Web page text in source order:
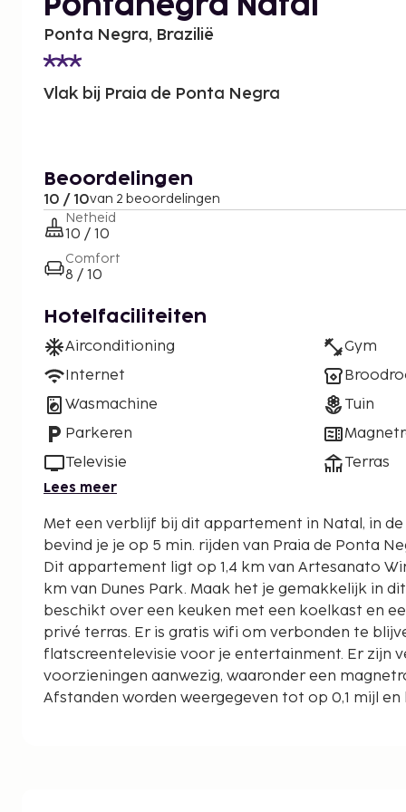
Pontanegra Natal
Ponta Negra, Brazilië
Vlak bij Praia de Ponta Negra
Beoordelingen
10 / 10van 2 beoordelingen
Netheid
10 / 10
Comfort
8 / 10
Hotelfaciliteiten
Airconditioning
Internet
Wasmachine
Parkeren
Televisie
Gym
Tuin
Terras
Lees meer
Met een verblijf bij dit appartement in Natal, in
bevind je je op 5 min. rijden van Praia de Ponta
Dit appartement ligt op 1,4 km van Artesanato
km van Dunes Park. Maak het je gemakkelijk in
beschikt over een keuken met een koelkast en
privé terras. Er is gratis wifi om verbonden te
flatscreentelevisie voor je entertainment. Er zijn
voorzieningen aanwezig, waaronder een
Afstanden worden weergegeven tot op 0,1 mijl en